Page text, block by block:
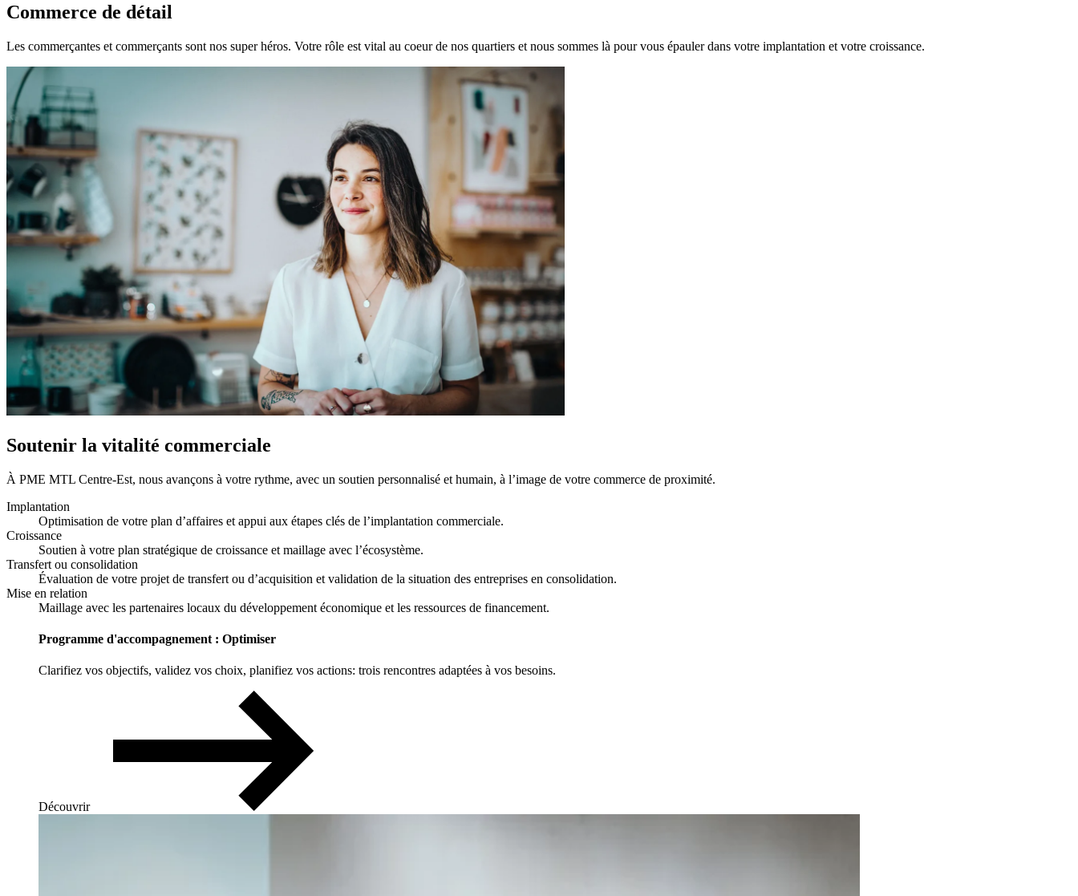
Commerce de détail
Les commerçantes et commerçants sont nos super héros. Votre rôle est vital au coeur de nos quartiers et nous sommes là pour vous épauler dans votre implantation et votre croissance.
Soutenir la vitalité commerciale
À PME MTL Centre-Est, nous avançons à votre rythme, avec un soutien personnalisé et humain, à l’image de votre commerce de proximité.
Implantation
Optimisation de votre plan d’affaires et appui aux étapes clés de l’implantation commerciale.
Croissance
Soutien à votre plan stratégique de croissance et maillage avec l’écosystème.
Transfert ou consolidation
Évaluation de votre projet de transfert ou d’acquisition et validation de la situation des entreprises en consolidation.
Mise en relation
Maillage avec les partenaires locaux du développement économique et les ressources de financement.
Programme d'accompagnement : Optimiser
Clarifiez vos objectifs, validez vos choix, planifiez vos actions: trois rencontres adaptées à vos besoins.
Découvrir